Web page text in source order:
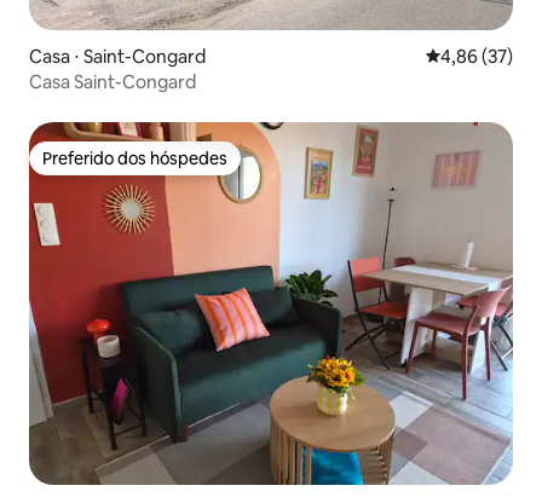
Casa ⋅ Saint-Congard 4,86 de uma
4,86 (37)
Casa Saint-Congard
Preferido dos hóspedes
Preferido dos hóspedes